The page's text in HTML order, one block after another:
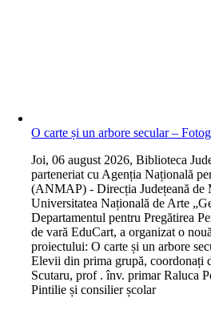
O carte și un arbore secular –
Joi, 06 august 2026, Biblioteca
parteneriat cu Agenția Națională
(ANMAP) - Direcția Județeană de
Universitatea Națională de Arte
Departamentul pentru Pregătirea
de vară EduCart, a organizat o
proiectului: O carte și un arbore
Elevii din prima grupă, coordonați
Scutaru, prof . înv. primar Raluca
Pintilie și consilier școlar